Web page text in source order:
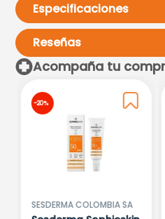
Especificaciones
Reseñas
Por favor,
escribir un
Más reciente
Acompaña tu
-20 %
SESDERMA COLOMBIA SA